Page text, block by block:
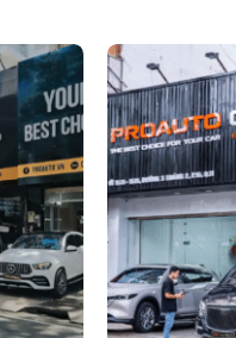
sinh nội thất ô tô